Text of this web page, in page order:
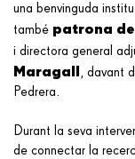
una benvinguda
també patrona
i directora general
Maragall, davant
Pedrera.
Durant la seva
de connectar la